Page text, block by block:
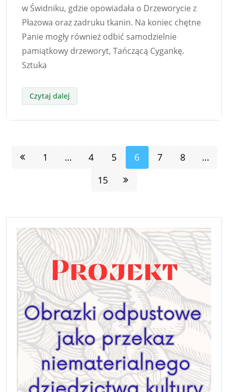
w Świdniku, gdzie opowiadała o Drzeworycie z
Płazowa oraz zadruku tkanin. Na koniec chętne
Panie mogły również odbić samodzielnie
pamiątkowy drzeworyt, Tańczącą Cygankę.
Sztuka
1 … 4 5 6 7 8
…
15